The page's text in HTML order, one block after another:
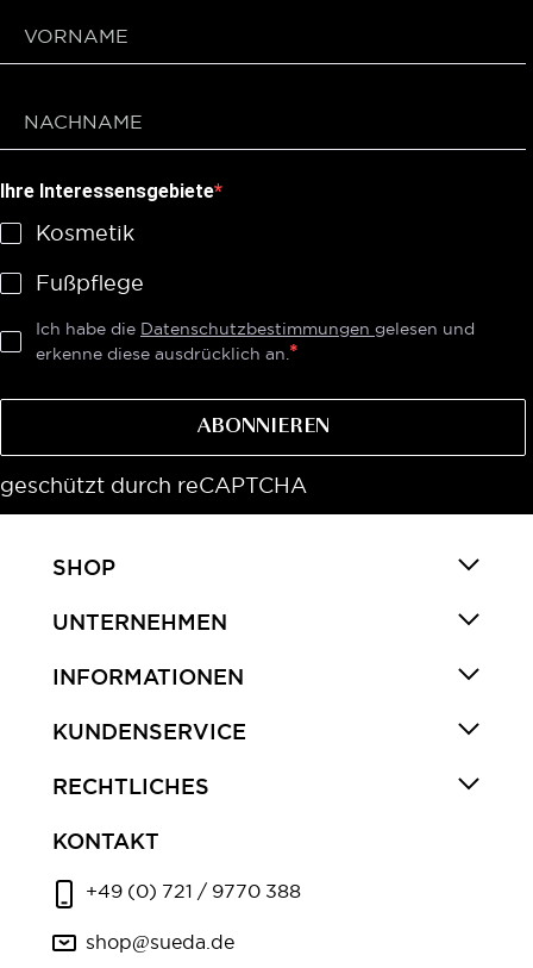
Ihre Interessensgebiete
Kosmetik
Fußpflege
Ich habe die Datenschutzbestimmungen gelesen und
erkenne diese ausdrücklich an.
ABONNIEREN
geschützt durch reCAPTCHA
SHOP
UNTERNEHMEN
INFORMATIONEN
KUNDENSERVICE
RECHTLICHES
KONTAKT
+49 (0) 721 / 9770 388
shop@sueda.de